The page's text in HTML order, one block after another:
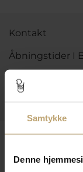
Samtykke
Denne
Kontakt
Åbningstider I
Information